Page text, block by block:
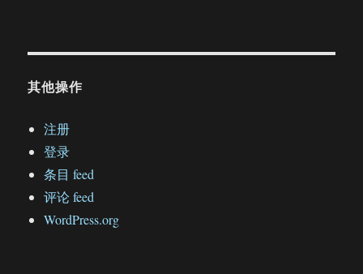
其他操作
注册
登录
条目 feed
评论 feed
WordPress.org